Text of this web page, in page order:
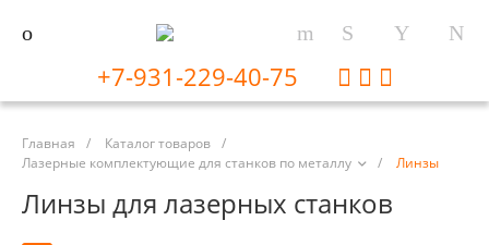
+7-931-229-40-75
Главная / Каталог товаров /
Лазерные комплектующие для станков по металлу
/ Линзы
Линзы для лазерных станков